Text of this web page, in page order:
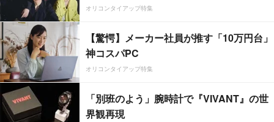
オリコンタイアップ特集
【驚愕】メーカー社員が推す「10万円台」
神コスパPC
オリコンタイアップ特集
「別班のよう」腕時計で『VIVANT』の世
界観再現